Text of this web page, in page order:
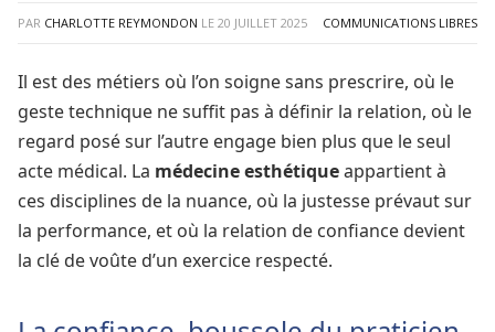
PAR CHARLOTTE REYMONDON LE 20 JUILLET 2025 COMMUNICATIONS LIBRES
Il est des métiers où l’on soigne sans prescrire, où le
geste technique ne suffit pas à définir la relation, où le
regard posé sur l’autre engage bien plus que le seul
acte médical. La médecine esthétiqueappartient à
ces disciplines de la nuance, où la justesse prévaut sur
la performance, et où la relation de confiance devient
la clé de voûte d’un exercice respecté.